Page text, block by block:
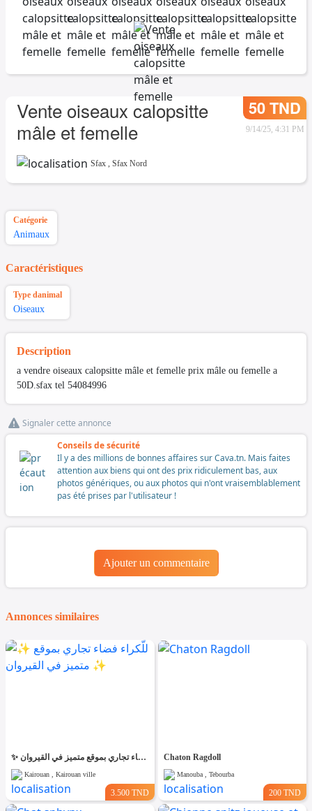
Vente oiseaux calopsitte
mâle et femelle
50 TND
9/14/25, 4:31 PM
Sfax , Sfax Nord
Catégorie
Animaux
Caractéristiques
Type danimal
Oiseaux
Description
a vendre oiseaux calopsitte mâle et femelle prix mâle ou femelle a
50D.sfax tel 54084996
Signaler cette annonce
Conseils de sécurité
Il y a des millions de bonnes affaires sur Cava.tn. Mais faites
attention aux biens qui ont des prix ridiculement bas, aux
photos génériques, ou aux photos qui n'ont vraisemblablement
pas été prises par l'utilisateur !
Ajouter un commentaire
Annonces similaires
✨ للّكراء فضاء تجاري بموقع متميز في القيروان ✨
Kairouan , Kairouan ville
3.500 TND
Chaton Ragdoll
Manouba , Tebourba
200 TND